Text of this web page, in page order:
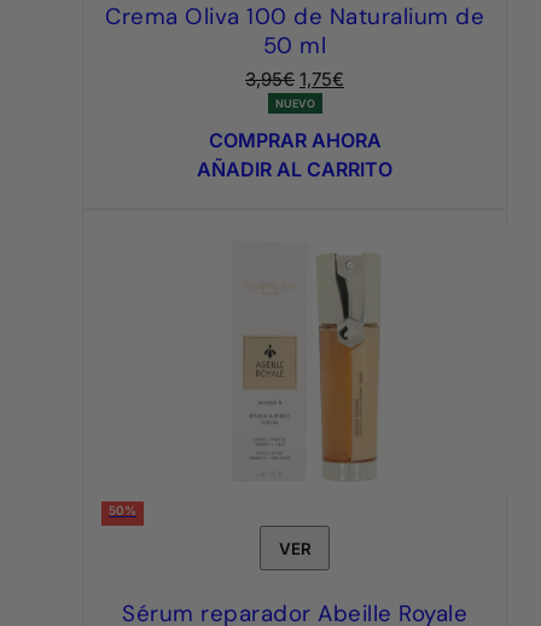
Crema Oliva 100 de Naturalium de
50 ml
3,95€ El
precio
original
era:
1,75€
actual
es:
NUEVO
COMPRAR AHORA
AÑADIR AL CARRITO
50%
VER
Sérum reparador Abeille Royale